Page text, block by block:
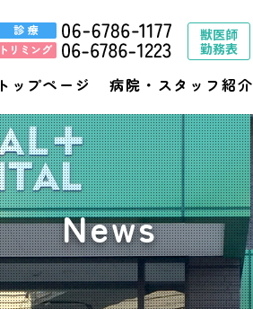
獣医師
勤務表
トップページ 病院・スタッフ紹介
News